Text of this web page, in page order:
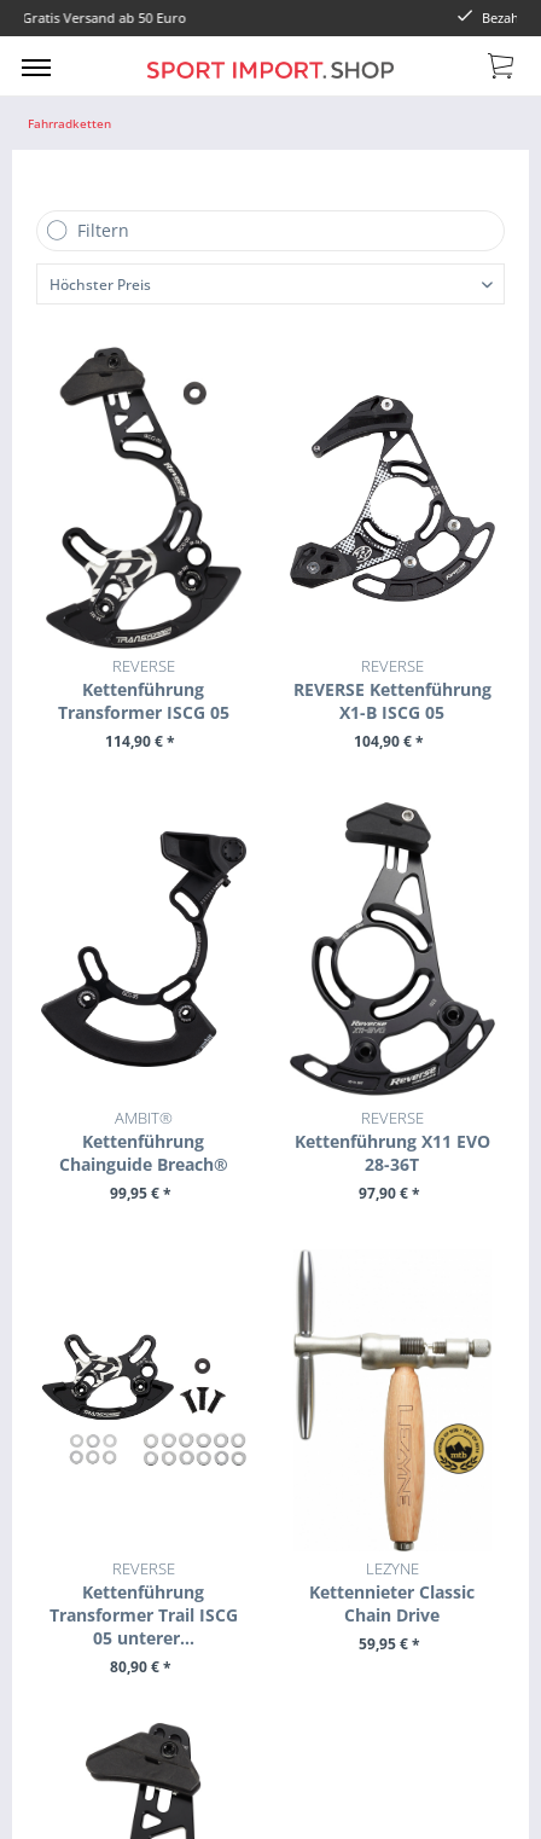
Bezahlung mit Paypal oder Vorkasse
Fahrradketten
Filtern
REVERSE
Kettenführung
Transformer ISCG 05
114,90 € *
REVERSE
REVERSE Kettenführung
X1-B ISCG 05
104,90 € *
AMBIT®
Kettenführung
Chainguide Breach®
99,95 € *
REVERSE
Kettenführung X11 EVO
28-36T
97,90 € *
REVERSE
Kettenführung
Transformer Trail ISCG
05 unterer...
80,90 € *
LEZYNE
Kettennieter Classic
Chain Drive
59,95 € *